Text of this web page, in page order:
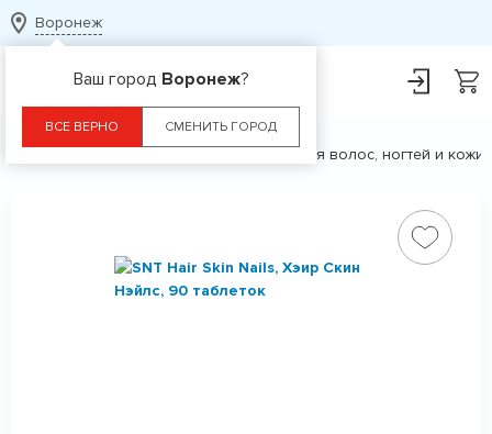
Воронеж
Ваш город Воронеж?
ВСЕ ВЕРНО СМЕНИТЬ ГОРОД
Для волос, ногтей и кожи